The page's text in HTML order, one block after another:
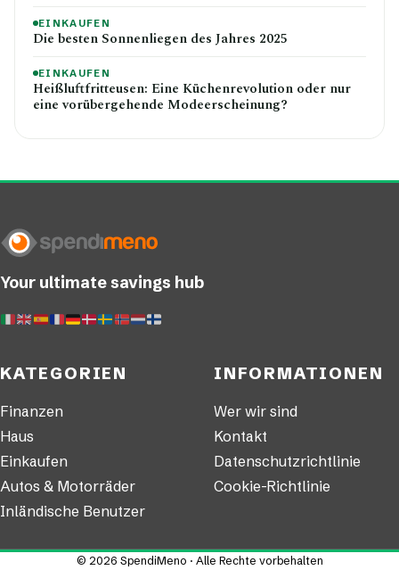
EINKAUFEN
Die besten Sonnenliegen des Jahres 2025
EINKAUFEN
Heißluftfritteusen: Eine Küchenrevolution oder nur
eine vorübergehende Modeerscheinung?
Your ultimate savings hub
KATEGORIEN
Finanzen
Haus
Einkaufen
Autos & Motorräder
Inländische Benutzer
INFORMATIONEN
Wer wir sind
Kontakt
Datenschutzrichtlinie
Cookie-Richtlinie
© 2026 SpendiMeno · Alle Rechte vorbehalten